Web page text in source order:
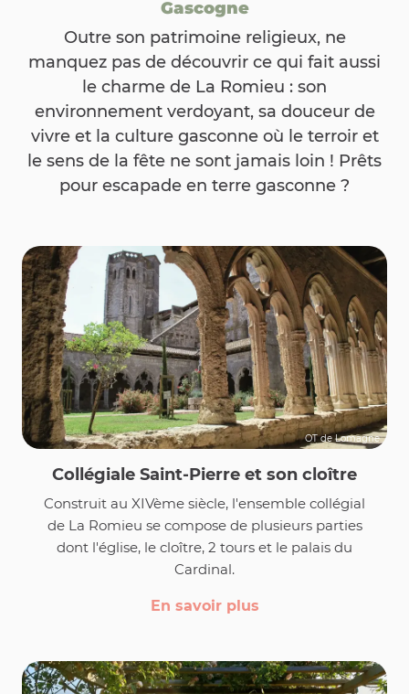
Gascogne
Outre son patrimoine religieux, ne
manquez pas de découvrir ce qui fait aussi
le charme de La Romieu : son
environnement verdoyant, sa douceur de
vivre et la culture gasconne où le terroir et
le sens de la fête ne sont jamais loin ! Prêts
pour escapade en terre gasconne ?
OT de Lomagne
Collégiale Saint-Pierre et son cloître
Construit au XIVème siècle, l'ensemble collégial
de La Romieu se compose de plusieurs parties
dont l'église, le cloître, 2 tours et le palais du
Cardinal.
En savoir plus